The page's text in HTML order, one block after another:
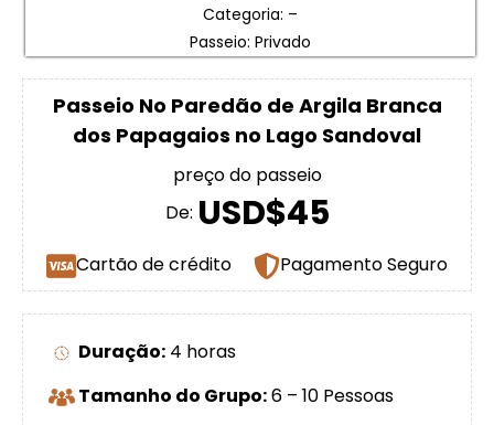
Categoria: –
Passeio: Privado
Passeio No Paredão de Argila Branca
dos Papagaios no Lago Sandoval
preço do passeio
De: USD$45
Cartão de crédito Pagamento Seguro
Duração: 4 horas
Tamanho do Grupo:6 – 10 Pessoas